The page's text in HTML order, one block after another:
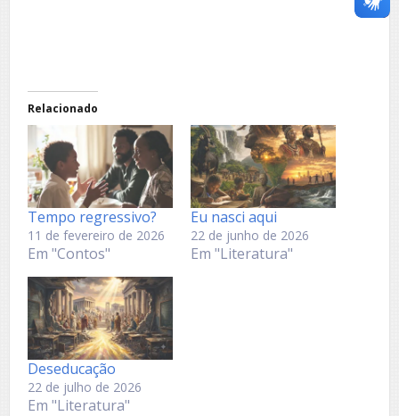
Relacionado
Tempo regressivo?
11 de fevereiro de 2026
Em "Contos"
Eu nasci aqui
22 de junho de 2026
Em "Literatura"
Deseducação
22 de julho de 2026
Em "Literatura"